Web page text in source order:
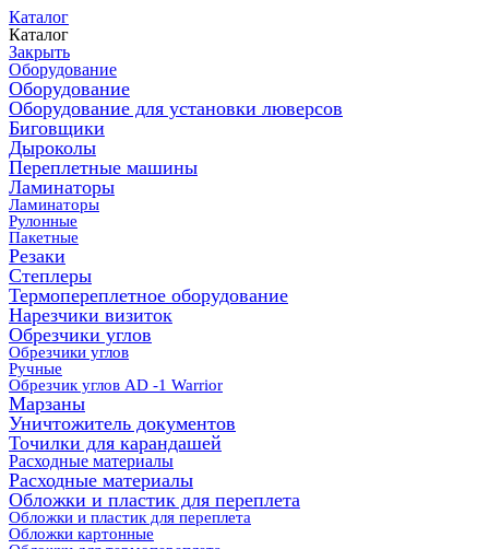
Каталог
Каталог
Закрыть
Оборудование
Оборудование
Оборудование для установки люверсов
Биговщики
Дыроколы
Переплетные машины
Ламинаторы
Ламинаторы
Рулонные
Пакетные
Резаки
Степлеры
Термопереплетное оборудование
Нарезчики визиток
Обрезчики углов
Обрезчики углов
Ручные
Обрезчик углов AD -1 Warrior
Марзаны
Уничтожитель документов
Точилки для карандашей
Расходные материалы
Расходные материалы
Обложки и пластик для переплета
Обложки и пластик для переплета
Обложки картонные